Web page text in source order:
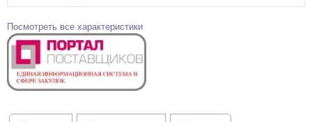
Посмотреть все характеристики